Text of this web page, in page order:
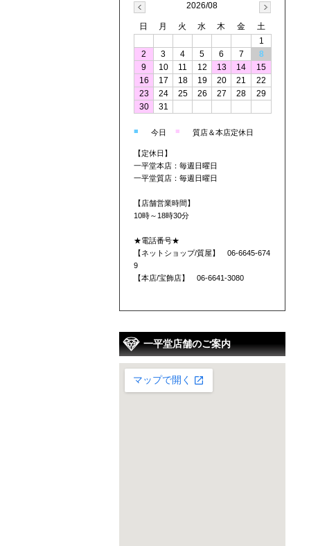
2026/08
日 月 火 水 木 金
土
1
2
3 4 5 6 7
8
9
10 11 12 13 14
15
16
17 18 19 20 21
22
23
24 25 26 27 28
29
30
31
■ 今日 ■ 質店＆本店定休日
【定休日】
一平堂本店：毎週日曜日
一平堂質店：毎週日曜日
【店舗営業時間】
10時～18時30分
★電話番号★
【ネットショップ/質屋】 06-6645-674
9
【本店/宝飾店】 06-6641-3080
一平堂店舗のご案内